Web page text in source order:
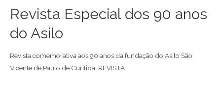
Revista Especial dos 90 anos
do Asilo
Revista comemorativa aos 90 anos da fundação do Asilo São
Vicente de Paulo de Curitiba. REVISTA